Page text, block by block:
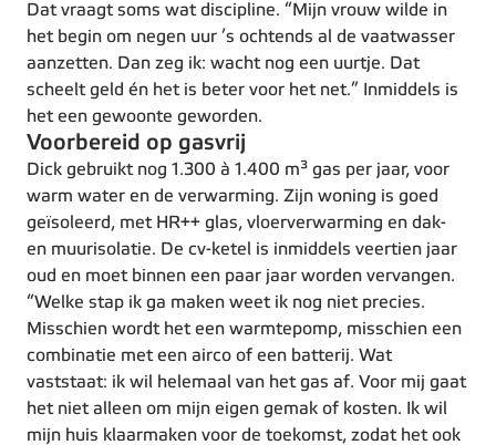
Dat vraagt soms wat discipline. “Mijn vrouw wilde in
het begin om negen uur ’s ochtends al de vaatwasser
aanzetten. Dan zeg ik: wacht nog een uurtje. Dat
scheelt geld én het is beter voor het net.” Inmiddels is
het een gewoonte geworden.
Voorbereid op gasvrij
Dick gebruikt nog 1.300 à 1.400 m³ gas per jaar, voor
warm water en de verwarming. Zijn woning is goed
geïsoleerd, met HR++ glas, vloerverwarming en dak-
en muurisolatie. De cv-ketel is inmiddels veertien jaar
oud en moet binnen een paar jaar worden vervangen.
“Welke stap ik ga maken weet ik nog niet precies.
Misschien wordt het een warmtepomp, misschien een
combinatie met een airco of een batterij. Wat
vaststaat: ik wil helemaal van het gas af. Voor mij gaat
het niet alleen om mijn eigen gemak of kosten. Ik wil
mijn huis klaarmaken voor de toekomst, zodat het ook